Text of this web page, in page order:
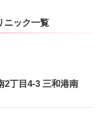
ニック一覧
2丁目4-3 三和港南